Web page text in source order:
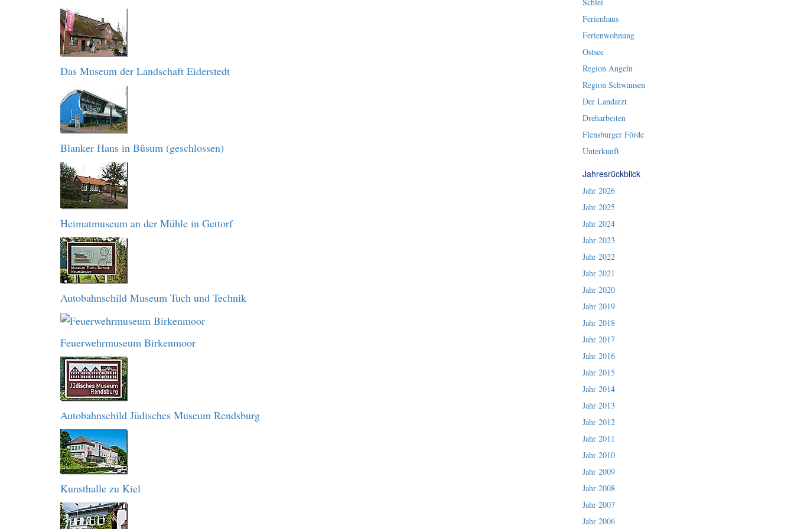
Das Museum der Landschaft Eiderstedt
Blanker Hans in Büsum (geschlossen)
Heimatmuseum an der Mühle in Gettorf
Autobahnschild Museum Tuch und Technik
Feuerwehrmuseum Birkenmoor
Autobahnschild Jüdisches Museum Rendsburg
Kunsthalle zu Kiel
Ferienhaus
Ferienwohnung
Ostsee
Region Angeln
Region Schwansen
Der Landarzt
Dreharbeiten
Flensburger Förde
Unterkunft
Jahresrückblick
Jahr 2026
Jahr 2025
Jahr 2024
Jahr 2023
Jahr 2022
Jahr 2021
Jahr 2020
Jahr 2019
Jahr 2018
Jahr 2017
Jahr 2016
Jahr 2015
Jahr 2014
Jahr 2013
Jahr 2012
Jahr 2011
Jahr 2010
Jahr 2009
Jahr 2008
Jahr 2007
Jahr 2006